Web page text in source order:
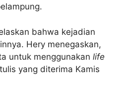
bahwa kejadian
Hery menegaskan,
untuk menggunakan life
yang diterima Kamis